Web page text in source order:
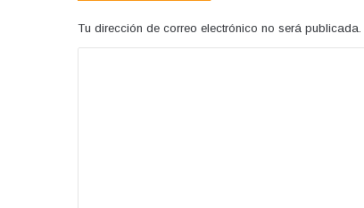
Tu dirección de correo electrónico no será publicada.